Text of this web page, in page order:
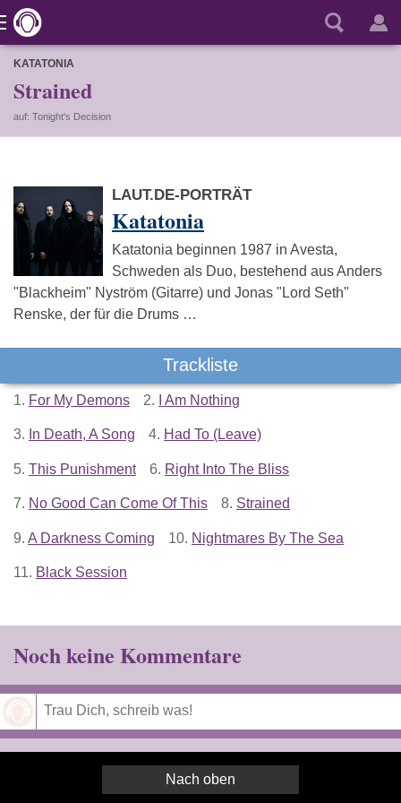
KATATONIA
Strained
auf: Tonight's Decision
LAUT.DE-PORTRÄT
Katatonia
Katatonia beginnen 1987 in Avesta,
Schweden als Duo, bestehend aus Anders
"Blackheim" Nyström (Gitarre) und Jonas "Lord Seth"
Renske, der für die Drums …
Trackliste
1. For My Demons 2. I Am Nothing
3. In Death, A Song 4. Had To (Leave)
5. This Punishment 6. Right Into The Bliss
7. No Good Can Come Of This 8. Strained
9. A Darkness Coming 10. Nightmares By The Sea
11. Black Session
Noch keine Kommentare
Nach oben